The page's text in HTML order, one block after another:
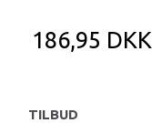
186,95 DKK
TILBUD